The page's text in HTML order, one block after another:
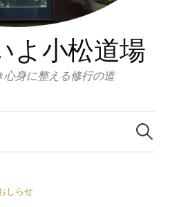
よ小松道場
心身に整える修行の道
検
索:
しらせ